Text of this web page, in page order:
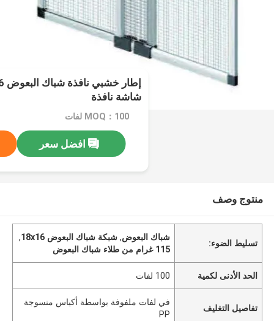
شاشة نافذة
MOQ：100 لفات
افضل سعر
منتوج وصف
تسليط الضوء:
شباك البعوض,شبكة شباك البعوض 18x16
,
115 غرام من طلاء شباك البعوض
الحد الأدنى لكمية 100 لفات
تفاصيل التغليف
في لفات ملفوفة بواسطة أكياس منسوجة
PP